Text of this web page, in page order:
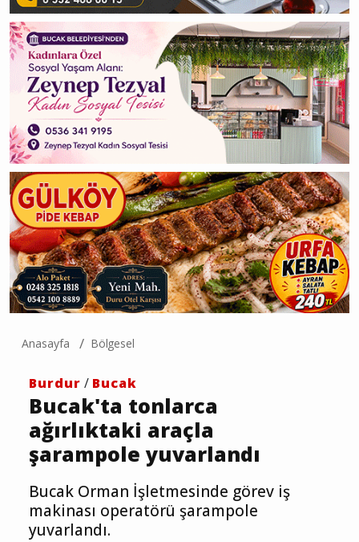
Anasayfa Bölgesel
Burdur / Bucak
Bucak'ta tonlarca
ağırlıktaki araçla
şarampole yuvarlandı
Bucak Orman İşletmesinde görev iş
makinası operatörü şarampole
yuvarlandı.